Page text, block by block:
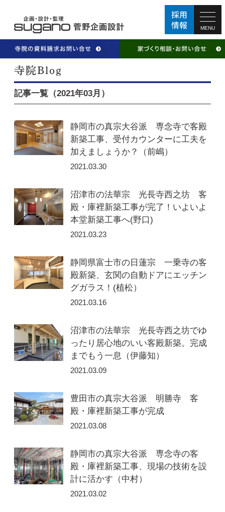
MENU
記事一覧（2021年03月）
静岡市の真宗大谷派 専念寺で客殿
新築工事、受付カウンターに工夫を
加えましょうか？（前嶋）
2021.03.30
沼津市の法華宗 光長寺西之坊 客
殿・庫裡新築工事が完了！いよいよ
本堂新築工事へ(野口)
2021.03.23
静岡県富士市の日蓮宗 一乗寺の客
殿新築、玄関の自動ドアにエッチン
グガラス！(植松）
2021.03.16
沼津市の法華宗 光長寺西之坊でゆ
ったり居心地のいい客殿新築。完成
までもう一息（伊藤知）
2021.03.09
豊田市の真宗大谷派 明勝寺 客
殿・庫裡新築工事が完成
2021.03.08
静岡市の真宗大谷派 専念寺の客
殿・庫裡新築工事、現場の技術を設
計に活かす（中村）
2021.03.02